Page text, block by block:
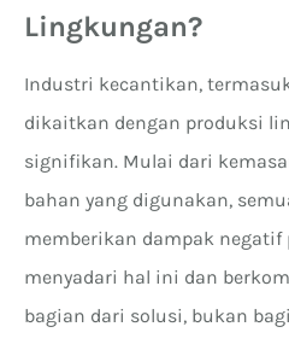
Lingkungan?
Industri kecantikan,
dikaitkan dengan produksi
signifikan. Mulai dari
bahan yang digunakan,
memberikan dampak negatif
menyadari hal ini dan
bagian dari solusi, bukan